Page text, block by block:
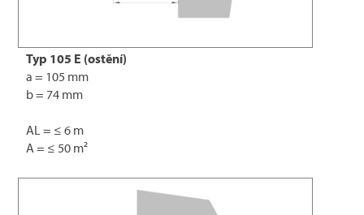
Typ 105 E (ostění)
a = 105 mm
b = 74 mm
AL = ≤ 6 m
A = ≤ 50 m²